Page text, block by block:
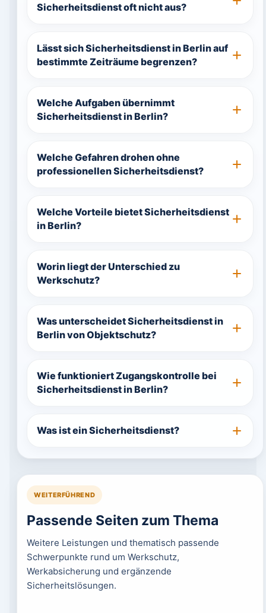
Sicherheitsdienst oft nicht aus?
Lässt sich Sicherheitsdienst in Berlin auf
bestimmte Zeiträume begrenzen?
Welche Aufgaben übernimmt
Sicherheitsdienst in Berlin?
Welche Gefahren drohen ohne
professionellen Sicherheitsdienst?
Welche Vorteile bietet Sicherheitsdienst
in Berlin?
Worin liegt der Unterschied zu
Werkschutz?
Was unterscheidet Sicherheitsdienst in
Berlin von Objektschutz?
Wie funktioniert Zugangskontrolle bei
Sicherheitsdienst in Berlin?
Was ist ein Sicherheitsdienst?
WEITERFÜHREND
Passende Seiten zum Thema
Weitere Leistungen und thematisch passende
Schwerpunkte rund um Werkschutz,
Werkabsicherung und ergänzende
Sicherheitslösungen.